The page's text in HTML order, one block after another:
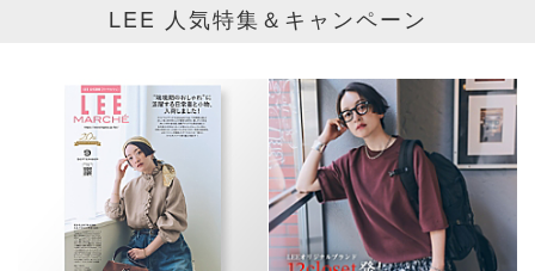
ブランド
サイズ
LEE 人気特集＆キャンペーン